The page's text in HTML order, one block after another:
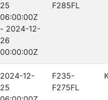
25
06:00:00Z
- 2024-12-
26
00:00:00Z
F285FL
2024-12-
25
F235-
F275FL